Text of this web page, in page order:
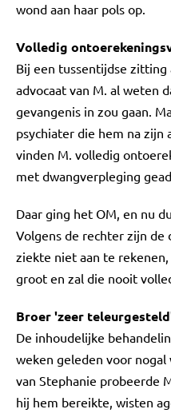
wond aan haar pols op.
Volledig
Bij een tussentijdse
advocaat van M. al weten
gevangenis in zou gaan.
psychiater die hem na zijn
vinden M. volledig
met dwangverpleging
Daar ging het OM, en nu
Volgens de rechter zijn de
ziekte niet aan te
groot en zal die nooit
Broer 'zeer
De inhoudelijke
weken geleden voor
van Stephanie probeerde
hij hem bereikte, wisten